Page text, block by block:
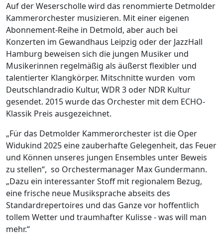
Auf der Weserscholle wird das renommierte Detmolder
Kammerorchester musizieren. Mit einer eigenen
Abonnement-Reihe in Detmold, aber auch bei
Konzerten im Gewandhaus Leipzig oder der JazzHall
Hamburg beweisen sich die jungen Musiker und
Musikerinnen regelmäßig als äußerst flexibler und
talentierter Klangkörper. Mitschnitte wurden vom
Deutschlandradio Kultur, WDR 3 oder NDR Kultur
gesendet. 2015 wurde das Orchester mit dem ECHO-
Klassik Preis ausgezeichnet.
„Für das Detmolder Kammerorchester ist die Oper
Widukind 2025 eine zauberhafte Gelegenheit, das Feuer
und Können unseres jungen Ensembles unter Beweis
zu stellen“, so Orchestermanager Max Gundermann.
„Dazu ein interessanter Stoff mit regionalem Bezug,
eine frische neue Musiksprache abseits des
Standardrepertoires und das Ganze vor hoffentlich
tollem Wetter und traumhafter Kulisse - was will man
mehr.“